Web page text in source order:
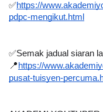
✅https://
pdpc-mengikut.html
✅Semak jadual siaran
📍 https://
pusat-tuisyen-